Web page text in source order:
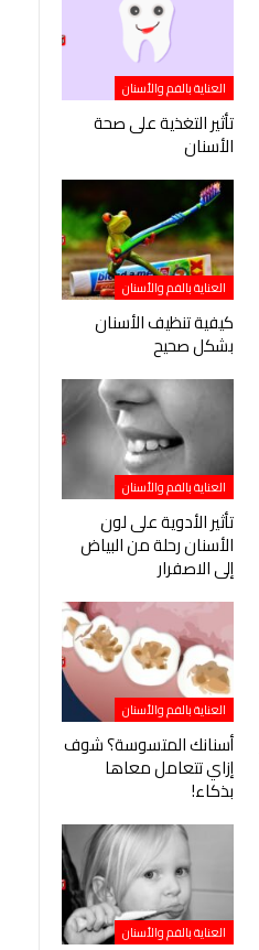
العناية بالفم والأسنان
تأثير التغذية على صحة
الأسنان
العناية بالفم والأسنان
كيفية تنظيف الأسنان
بشكل صحيح
العناية بالفم والأسنان
تأثير الأدوية على لون
الأسنان رحلة من البياض
إلى الاصفرار
العناية بالفم والأسنان
أسنانك المتسوسة؟ شوف
إزاي تتعامل معاها
بذكاء!
العناية بالفم والأسنان